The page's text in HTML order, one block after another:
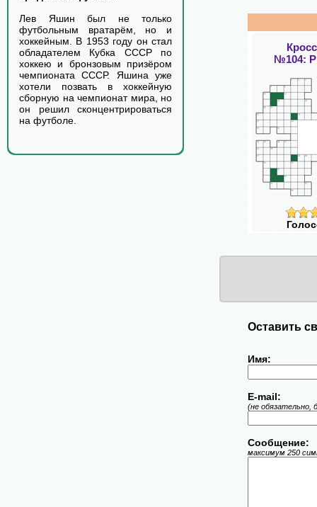
Лев Яшин был не только
футбольным вратарём, но и
хоккейным. В 1953 году он стал
обладателем Кубка СССР по
хоккею и бронзовым призёром
чемпионата СССР. Яшина уже
хотели позвать в хоккейную
сборную на чемпионат мира, но
он решил сконцентрироваться
на футболе.
№104:
Оставить
Имя:
E-mail:
(не обязательно,
Сообщение:
максимум 250